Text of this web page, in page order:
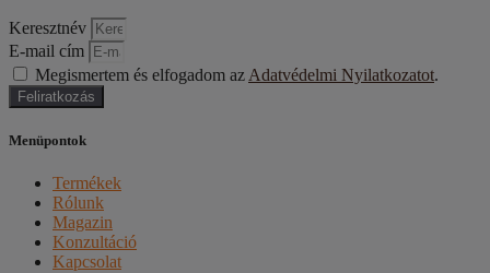
Keresztnév
E-mail cím
Megismertem és elfogadom az Adatvédelmi Nyilatkozatot.
Feliratkozás
Menüpontok
Termékek
Rólunk
Magazin
Konzultáció
Kapcsolat